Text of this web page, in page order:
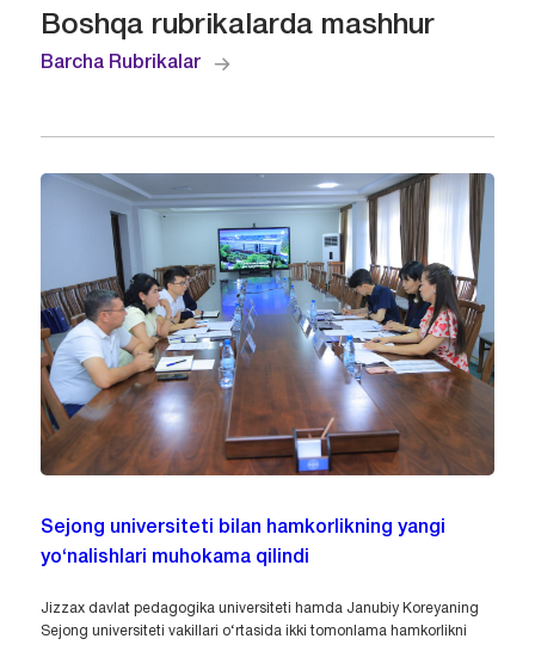
Boshqa rubrikalarda mashhur
Barcha Rubrikalar
Sejong universiteti bilan hamkorlikning yangi
yo‘nalishlari muhokama qilindi
Jizzax davlat pedagogika universiteti hamda Janubiy Koreyaning
Sejong universiteti vakillari o‘rtasida ikki tomonlama hamkorlikni